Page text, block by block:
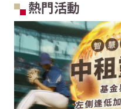
熱門活動